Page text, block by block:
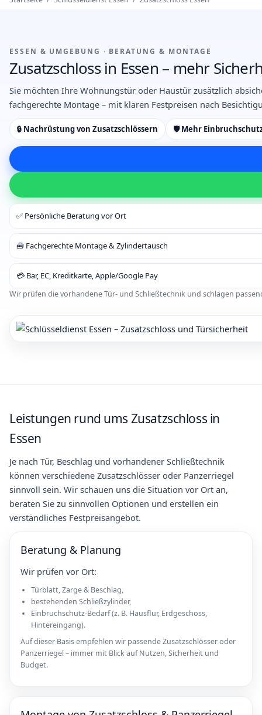
ESSEN & UMGEBUNG · BERATUNG & MONTAGE
Zusatzschloss in Essen – mehr
Sie möchten Ihre Wohnungstür oder Haustür zusätzlich
fachgerechte Montage – mit klaren Festpreisen nach
🔒 Nachrüstung von Zusatzschlössern 🛡️ Mehr
✅ Persönliche Beratung vor Ort
🧰 Fachgerechte Montage & Zylindertausch
💳 Bar, EC, Kreditkarte, Apple/Google Pay
Wir prüfen die vorhandene Tür- und Schließtechnik und schlagen
Leistungen rund ums Zusatzschloss in
Essen
Je nach Tür, Beschlag und vorhandener Schließtechnik
können verschiedene Zusatzschlösser oder Panzerriegel
sinnvoll sein. Wir schauen uns die Situation vor Ort an,
beraten Sie zu sinnvollen Optionen und erstellen ein
verständliches Festpreisangebot.
Beratung & Planung
Wir prüfen vor Ort:
Türblatt, Zarge & Beschlag,
bestehenden Schließzylinder,
Einbruchschutz-Bedarf (z. B. Hausflur, Erdgeschoss,
Hintereingang).
Auf dieser Basis empfehlen wir passende Zusatzschlösser oder
Panzerriegel – immer mit Blick auf Nutzen, Sicherheit und
Budget.